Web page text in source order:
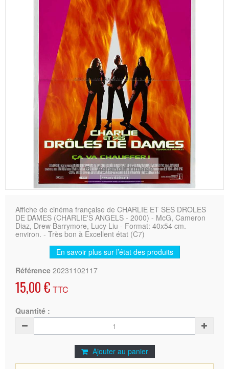
Agrandir l'image
Affiche de cinéma française de CHARLIE ET SES DROLES
DE DAMES (CHARLIE'S ANGELS - 2000) - McG, Cameron
Diaz, Drew Barrymore, Lucy Liu - Format: 40x54 cm.
environ. - Très bon à Excellent état (C7)
En savoir plus sur l’état des produits
Référence 20231102117
15,00 € TTC
Quantité :
Ajouter au panier